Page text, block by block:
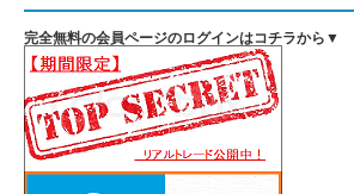
完全無料の会員ページのログインはコチラから▼